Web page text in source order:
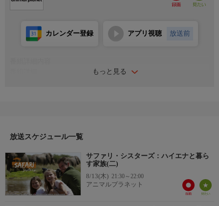
もっと見る
カレンダー登録 アプリ視聴 放送前
たちを会わせる。攻撃的なメスのリーダーに注目するが、娘たち
放送スケジュール一覧
サファリ・シスターズ：ハイエナと暮ら
す家族(二)
8/13(木) 21:30～22:00
アニマルプラネット